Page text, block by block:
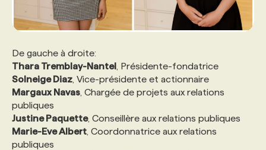
De gauche à droite:
Thara Tremblay-Nantel , Présidente-fondatrice
Solneige Diaz , Vice-présidente et actionnaire
Margaux Navas , Chargée de projets aux relations
publiques
Justine Paquette, Conseillère aux relations publiques
Marie-Eve Albert , Coordonnatrice aux relations
publiques